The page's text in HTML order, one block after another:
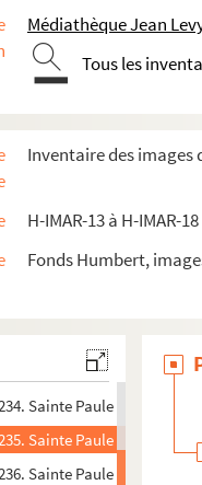
Médiathèque Jean
Tous les
Inventaire des
H-IMAR-13 à H-IMAR-18
Fonds Humbert,
IMAR-14-122-303. Saint-e-s
Croix, et Saint Paul
Ermite, Saint Paul le Simple
230. Sainte Paule, veuve
Sainte Paule
Sainte Paule
Sainte Paule
Sainte Paule
Sainte Paule